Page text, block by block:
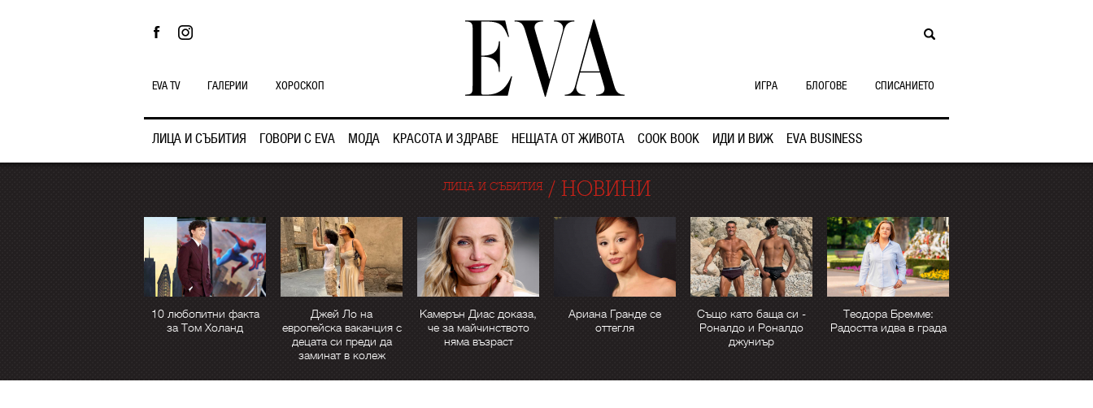
ЛИЦА И СЪБИТИЯ ГОВОРИ С EVA МОДА КРАСОТА И ЗДРАВЕ НЕЩАТА ОТ ЖИВОТА COOK BOOK ИДИ И ВИЖ EVA BUSINESS
EVA TV ГАЛЕРИИ ХОРОСКОП ИГРА БЛОГОВЕ СПИСАНИЕТО
ЛИЦА И СЪБИТИЯ/ НОВИНИ
10 любопитни факта
за Том Холанд
Джей Ло на
европейска ваканция с
децата си преди да
заминат в колеж
Камерън Диас доказа,
че за майчинството
няма възраст
Ариана Гранде се
оттегля
Също като баща си -
Роналдо и Роналдо
джуниър
Теодора Бремме:
Радостта идва в града